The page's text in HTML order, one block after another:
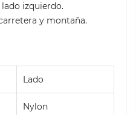
izquierdo.
y montaña.
Lado
Nylon